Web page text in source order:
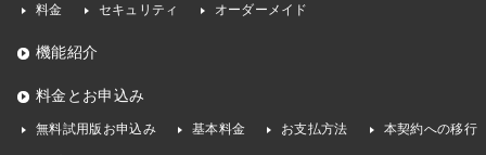
料金 セキュリティ オーダーメイド
機能紹介
料金とお申込み
無料試用版お申込み 基本料金 お支払方法 本契約への移行